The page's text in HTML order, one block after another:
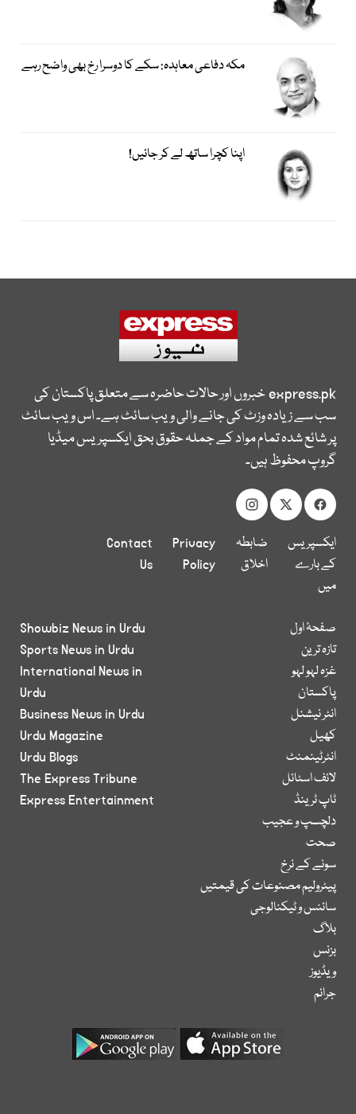
مکہ دفاعی معاہدہ: سکے کا دوسرا رخ بھی واضح رہے
اپنا کچرا ساتھ لے کر جائیں!
express.pkخبروں اور حالات حاضرہ سے متعلق پاکستان کی
سب سے زیادہ وزٹ کی جانے والی ویب سائٹ ہے۔ اس ویب سائٹ
پر شائع شدہ تمام مواد کے جملہ حقوق بحق ایکسپریس میڈیا
گروپ محفوظ ہیں۔
ایکسپریس
کے بارے
میں
ضابطہ
اخلاق
Privacy
Policy
Contact
Us
صفحۂ اول
تازہ ترین
غزہ لہو لہو
پاکستان
انٹر نیشنل
کھیل
انٹرٹینمنٹ
لائف اسٹائل
ٹاپ ٹرینڈ
دلچسپ و عجیب
صحت
سونے کے نرخ
پیٹرولیم مصنوعات کی قیمتیں
سائنس و ٹیکنالوجی
بلاگ
بزنس
ویڈیوز
جرائم
Showbiz News in Urdu
Sports News in Urdu
International News in
Urdu
Business News in Urdu
Urdu Magazine
Urdu Blogs
The Express Tribune
Express Entertainment